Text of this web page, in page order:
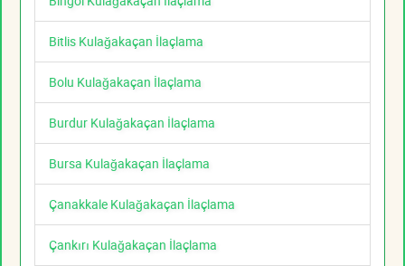
Bitlis Kulağakaçan İlaçlama
Bolu Kulağakaçan İlaçlama
Burdur Kulağakaçan İlaçlama
Bursa Kulağakaçan İlaçlama
Çanakkale Kulağakaçan İlaçlama
Çankırı Kulağakaçan İlaçlama